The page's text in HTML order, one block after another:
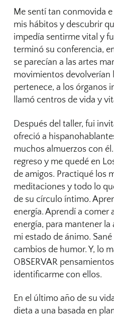
Me sentí tan conmovida
mis hábitos y descubrir
impedía sentirme vital y
terminó su conferencia,
se parecían a las artes
movimientos devolverían
pertenece, a los órganos
llamó centros de vida y
Después del taller, fui
ofreció a
muchos almuerzos con
regreso y me quedé en
de amigos. Practiqué los
meditaciones y todo lo
de su círculo íntimo.
energía. Aprendí a comer
energía, para mantener
mi estado de ánimo.
cambios de humor. Y, lo
OBSERVAR
identificarme con ellos.
En el último año de su
dieta a una basada en